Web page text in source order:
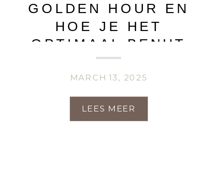
LEES MEER
MARCH 13, 2025
GOLDEN HOUR EN
HOE JE HET
OPTIMAAL BENUT